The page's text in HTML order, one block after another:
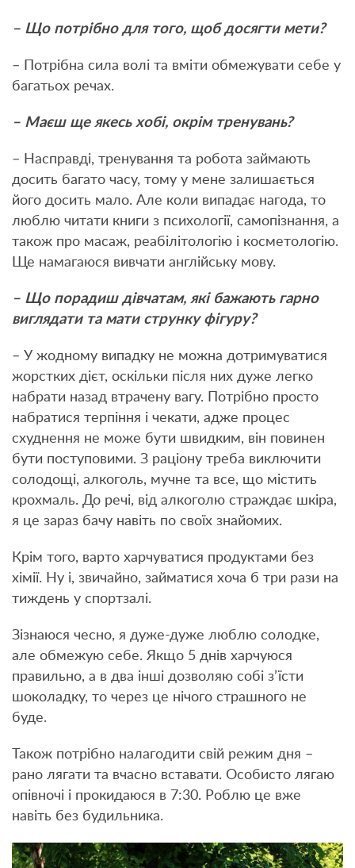
– Що потрібно для того, щоб досягти мети?
– Потрібна сила волі та вміти обмежувати себе у
багатьох речах.
– Маєш ще якесь хобі, окрім тренувань?
– Насправді, тренування та робота займають
досить багато часу, тому у мене залишається
його досить мало. Але коли випадає нагода, то
люблю читати книги з психології, самопізнання, а
також про масаж, реабілітологію і косметологію.
Ще намагаюся вивчати англійську мову.
– Що порадиш дівчатам, які бажають гарно
виглядати та мати струнку фігуру?
– У жодному випадку не можна дотримуватися
жорстких дієт, оскільки після них дуже легко
набрати назад втрачену вагу. Потрібно просто
набратися терпіння і чекати, адже процес
схуднення не може бути швидким, він повинен
бути поступовими. З раціону треба виключити
солодощі, алкоголь, мучне та все, що містить
крохмаль. До речі, від алкоголю страждає шкіра,
я це зараз бачу навіть по своїх знайомих.
Крім того, варто харчуватися продуктами без
хімії. Ну і, звичайно, займатися хоча б три рази на
тиждень у спортзалі.
Зізнаюся чесно, я дуже-дуже люблю солодке,
але обмежую себе. Якщо 5 днів харчуюся
правильно, а в два інші дозволяю собі з’їсти
шоколадку, то через це нічого страшного не
буде.
Також потрібно налагодити свій режим дня –
рано лягати та вчасно вставати. Особисто лягаю
опівночі і прокидаюся в 7:30. Роблю це вже
навіть без будильника.